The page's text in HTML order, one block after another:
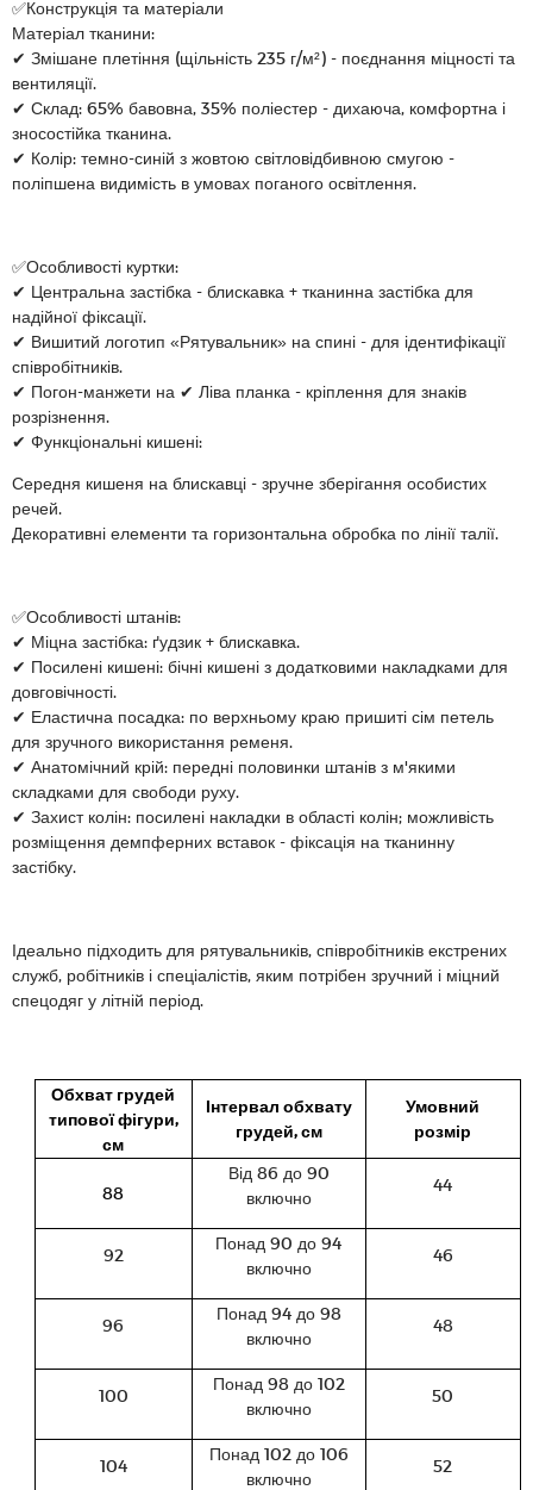
✅Конструкція та матеріали
Матеріал тканини:
✔ Змішане плетіння (щільність 235 г/м²) - поєднання міцності та
вентиляції.
✔ Склад: 65% бавовна, 35% поліестер - дихаюча, комфортна і
зносостійка тканина.
✔ Колір: темно-синій з жовтою світловідбивною смугою -
поліпшена видимість в умовах поганого освітлення.
✅Особливості куртки:
✔ Центральна застібка - блискавка + тканинна застібка для
надійної фіксації.
✔ Вишитий логотип «Рятувальник» на спині - для ідентифікації
співробітників.
✔ Погон-манжети на ✔ Ліва планка - кріплення для знаків
розрізнення.
✔ Функціональні кишені:
Середня кишеня на блискавці - зручне зберігання особистих
речей.
Декоративні елементи та горизонтальна обробка по лінії талії.
✅Особливості штанів:
✔ Міцна застібка: ґудзик + блискавка.
✔ Посилені кишені: бічні кишені з додатковими накладками для
довговічності.
✔ Еластична посадка: по верхньому краю пришиті сім петель
для зручного використання ременя.
✔ Анатомічний крій: передні половинки штанів з м'якими
складками для свободи руху.
✔ Захист колін: посилені накладки в області колін; можливість
розміщення демпферних вставок - фіксація на тканинну
застібку.
Ідеально підходить для рятувальників, співробітників екстрених
служб, робітників і спеціалістів, яким потрібен зручний і міцний
спецодяг у літній період.
Обхват грудей
типової фігури,
см
Інтервал обхвату
грудей, см
Умовний
розмір
88
Від 86 до 90
включно
44
92
Понад 90 до 94
включно
46
96
Понад 94 до 98
включно
48
100
Понад 98 до 102
включно
50
104
Понад 102 до 106
включно
52